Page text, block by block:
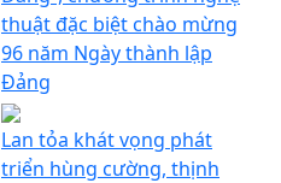
thuật đặc biệt chào mừng
96 năm Ngày thành lập
Đảng
Lan tỏa khát vọng phát
triển hùng cường, thịnh